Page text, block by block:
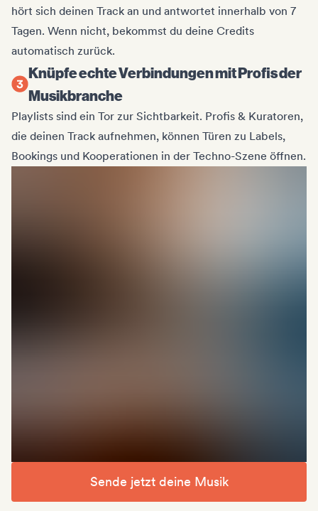
hört sich deinen Track an und antwortet innerhalb von 7
Tagen. Wenn nicht, bekommst du deine Credits
automatisch zurück.
Knüpfe echte Verbindungen mit Profis der
Musikbranche
Playlists sind ein Tor zur Sichtbarkeit. Profis & Kuratoren,
die deinen Track aufnehmen, können Türen zu Labels,
Bookings und Kooperationen in der Techno-Szene öffnen.
Sende jetzt deine Musik